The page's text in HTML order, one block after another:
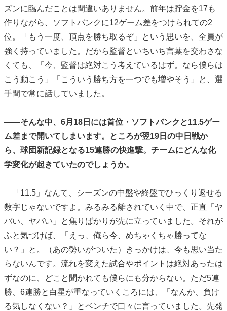
ズンに臨んだことは間違いありません。前年は貯金を17も
作りながら、ソフトバンクに12ゲーム差をつけられての2
位。「もう一度、頂点を勝ち取るぞ」という思いを、全員が
強く持っていました。だから監督といちいち言葉を交わさな
くても、「今、監督は絶対こう考えているはず。なら僕らは
こう動こう」「こういう勝ち方を一つでも増やそう」と、選
手間で常に話していました。
――そんな中、6月18日には首位・ソフトバンクと11.5ゲー
ム差まで開いてしまいます。ところが翌19日の中日戦か
ら、球団新記録となる15連勝の快進撃。チームにどんな化
学変化が起きていたのでしょうか。
「11.5」なんて、シーズンの中盤や終盤でひっくり返せる
数字じゃないですよ。みるみる離されていく中で、正直「ヤ
バい、ヤバい」と焦りばかりが先に立っていました。それが
ふと気づけば、「えっ、俺ら今、めちゃくちゃ勝ってな
い？」と。（あの勢いがついた）きっかけは、今も思い当た
らないんです。流れを変えた試合やポイントは絶対あったは
ずなのに、どこと聞かれても僕らにも分からない。ただ5連
勝、6連勝と白星が重なっていくころには、「なんか、負け
る気しなくない？」とベンチで口々に言っていました。先発